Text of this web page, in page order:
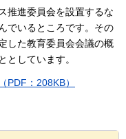
推進委員会を設置するな
でいるところです。その
した教育委員会会議の概
としています。
PDF：208KB）